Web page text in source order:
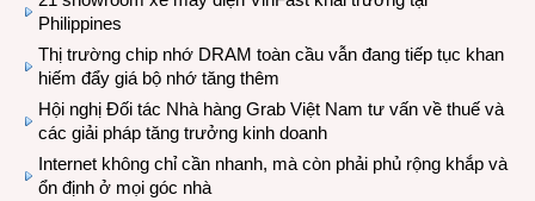
Philippines
Thị trường chip nhớ DRAM toàn cầu vẫn đang tiếp tục khan
hiếm đẩy giá bộ nhớ tăng thêm
Hội nghị Đối tác Nhà hàng Grab Việt Nam tư vấn về thuế và
các giải pháp tăng trưởng kinh doanh
Internet không chỉ cần nhanh, mà còn phải phủ rộng khắp và
ổn định ở mọi góc nhà